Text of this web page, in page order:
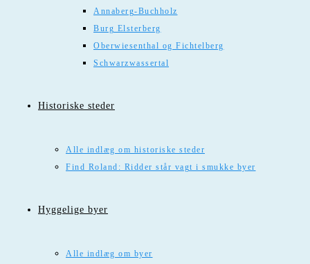
Annaberg-Buchholz
Burg Elsterberg
Oberwiesenthal og Fichtelberg
Schwarzwassertal
Historiske steder
Alle indlæg om historiske steder
Find Roland: Ridder står vagt i smukke byer
Hyggelige byer
Alle indlæg om byer